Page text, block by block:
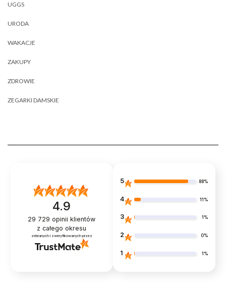
UGGS
URODA
WAKACJE
ZAKUPY
ZDROWIE
ZEGARKI DAMSKIE
4.9
29 729 opinii klientów
z całego okresu
zebranych i zweryfikowanych przez
5 88%
4 11%
3 1%
2 0%
1 1%